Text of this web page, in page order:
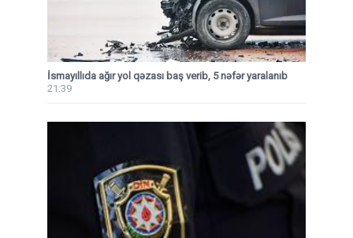
İsmayıllıda ağır yol qəzası baş verib, 5 nəfər yaralanıb
21:39